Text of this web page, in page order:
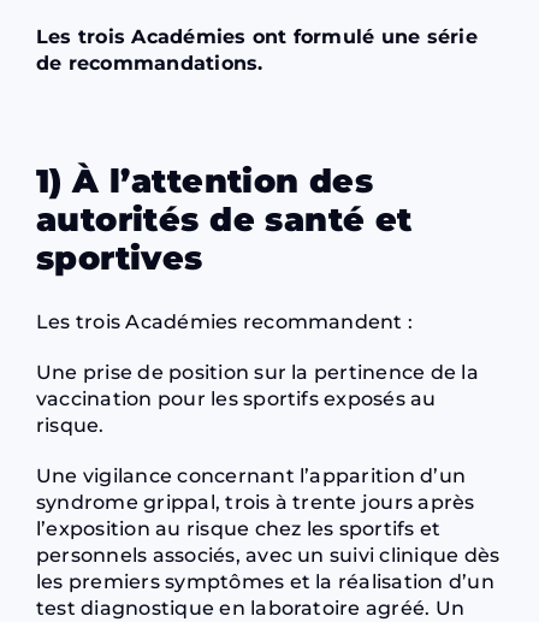
Les trois Académies ont formulé une série
de recommandations.
1) À l’attention des
autorités de santé et
sportives
Les trois Académies recommandent :
Une prise de position sur la pertinence de la
vaccination pour les sportifs exposés au
risque.
Une vigilance concernant l’apparition d’un
syndrome grippal, trois à trente jours après
l’exposition au risque chez les sportifs et
personnels associés, avec un suivi clinique dès
les premiers symptômes et la réalisation d’un
test diagnostique en laboratoire agréé. Un